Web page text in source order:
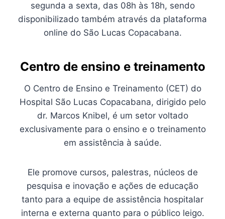
segunda a sexta, das 08h às 18h, sendo
disponibilizado também através da plataforma
online do São Lucas Copacabana.
Centro de ensino e treinamento
​​​​​​​​​​​​​​​​​​​​​​​​​​​​​​​​​​​​​​​​​​​​​​​​​​​​​​​​​​​​​​​​​​​​​​​​​​​​​​​​​​​​​​​​​​​​​O Centro de Ensino e Treinamento (CET) do
Hospital São Lucas Copacabana, dirigido pelo
dr. Marcos Knibel, é um setor voltado
exclusivamente para o ensino e o treinamento
em assistência à saúde.
Ele promove cursos, palestras, núcleos de
pesquisa e inovação e ações de educação
tanto para a equipe de assistência hospitalar
interna e externa quanto para o público leigo.